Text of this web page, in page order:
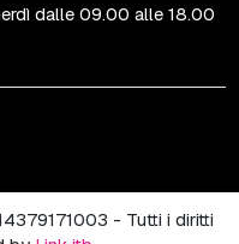
dalle 09.00 alle 18.00
- Tutti i diritti